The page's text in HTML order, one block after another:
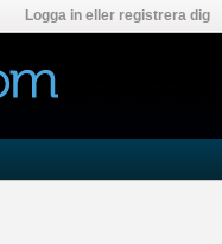
Logga in eller registrera dig